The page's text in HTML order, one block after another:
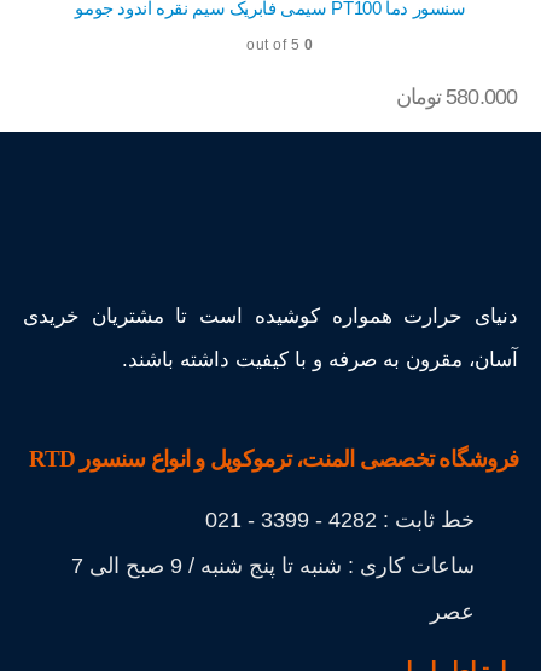
سنسور دما PT100 سیمی فابریک سیم نقره اندود جومو
0
580.000 تومان
دنیای حرارت همواره کوشیده است تا مشتریان خریدی
آسان، مقرون به صرفه و با کیفیت داشته باشند.
فروشگاه تخصصی المنت، ترموکوپل و انواع سنسور RTD
خط ثابت : 4282 - 3399 - 021
ساعات کاری : شنبه تا پنج شنبه / 9 صبح الی 7
عصر